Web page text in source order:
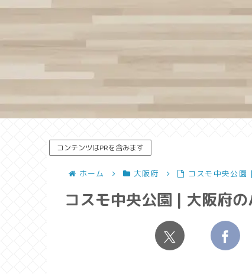
コンテンツはPRを含みます
ホーム 大阪府 コスモ中央公園
コスモ中央公園 | 大阪府